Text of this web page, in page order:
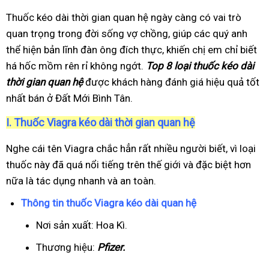
Thuốc kéo dài thời gian quan hệ ngày càng có vai trò
quan trọng trong đời sống vợ chồng, giúp các quý anh
thể hiện bản lĩnh đàn ông đích thực, khiến chị em chỉ biết
há hốc mồm rên rỉ không ngớt. Top 8 loại thuốc kéo dài
thời gian quan hệđược khách hàng đánh giá hiệu quả tốt
nhất bán ở Đất Mới Bình Tân.
I. Thuốc Viagra kéo dài thời gian quan hệ
Nghe cái tên Viagra chắc hẳn rất nhiều người biết, vì loại
thuốc này đã quá nổi tiếng trên thế giới và đặc biệt hơn
nữa là tác dụng nhanh và an toàn.
Thông tin thuốc Viagra kéo dài quan hệ
Nơi sản xuất: Hoa Kì.
Thương hiệu: Pfizer.